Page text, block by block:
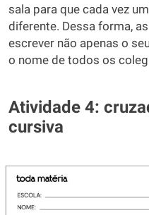
sala para que cada vez
diferente. Dessa forma,
escrever não apenas o
o nome de todos os
Atividade 4:
cursiva